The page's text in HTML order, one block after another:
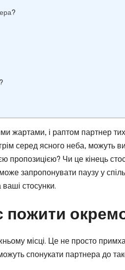
жартами, і раптом партнер
серед ясного неба, можуть
пропозицією? Чи це кінець
запропонувати паузу у
стосунки.
пожити
місці. Це не просто
спонукати партнера до